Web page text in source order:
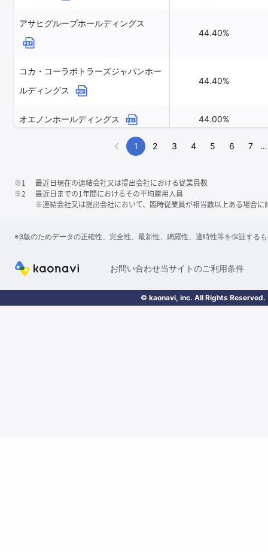
アサヒグループホールディングス
44.40%
コカ・コーラボトラーズジャパンホー
ルディングス
44.40%
オエノンホールディングス 44.00%
ノエビアホールディングス 43.80%
1 2 3 4 5 6 7 …
※1
最近日現在の連結会社又は提出会社における従業員数
※2
最近日までの1年間におけるその平均雇用人員
※連結会社又は提出会社において、臨時従業員が相当数以上ある場合に
※β版のためデータの正確性、完全性、最新性、網羅性、適時性等を保証する
お問い合わせ当サイトのご利用条件
© kaonavi, inc. All Rights Reserved.